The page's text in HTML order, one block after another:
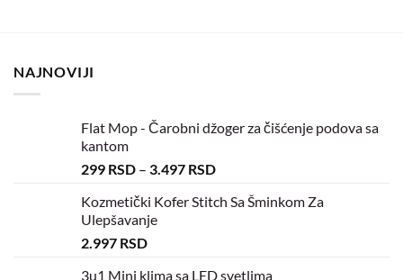
NAJNOVIJI
Flat Mop - Čarobni džoger za čišćenje podova sa
kantom
299 RSD – 3.497 RSD
Kozmetički Kofer Stitch Sa Šminkom Za
Ulepšavanje
2.997 RSD
3u1 Mini klima sa LED svetlima